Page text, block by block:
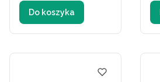
Do koszyka